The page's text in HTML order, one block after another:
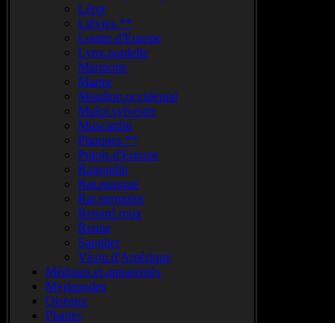
Lérot
Lièvres.**
Loutre.d'Europe
Lynx.pardelle
Marmotte
Martre
Mouflon.occidental
Mulot.sylvestre
Muscardin
Phoques.**
Putois.d'Europe
Ragondin
Rat.musqué
Rat.surmulot
Renard roux
Renne
Sanglier
Vison.d'Amérique
Méduses.et.apparentés
Myriapodes
Oiseaux
Plantes